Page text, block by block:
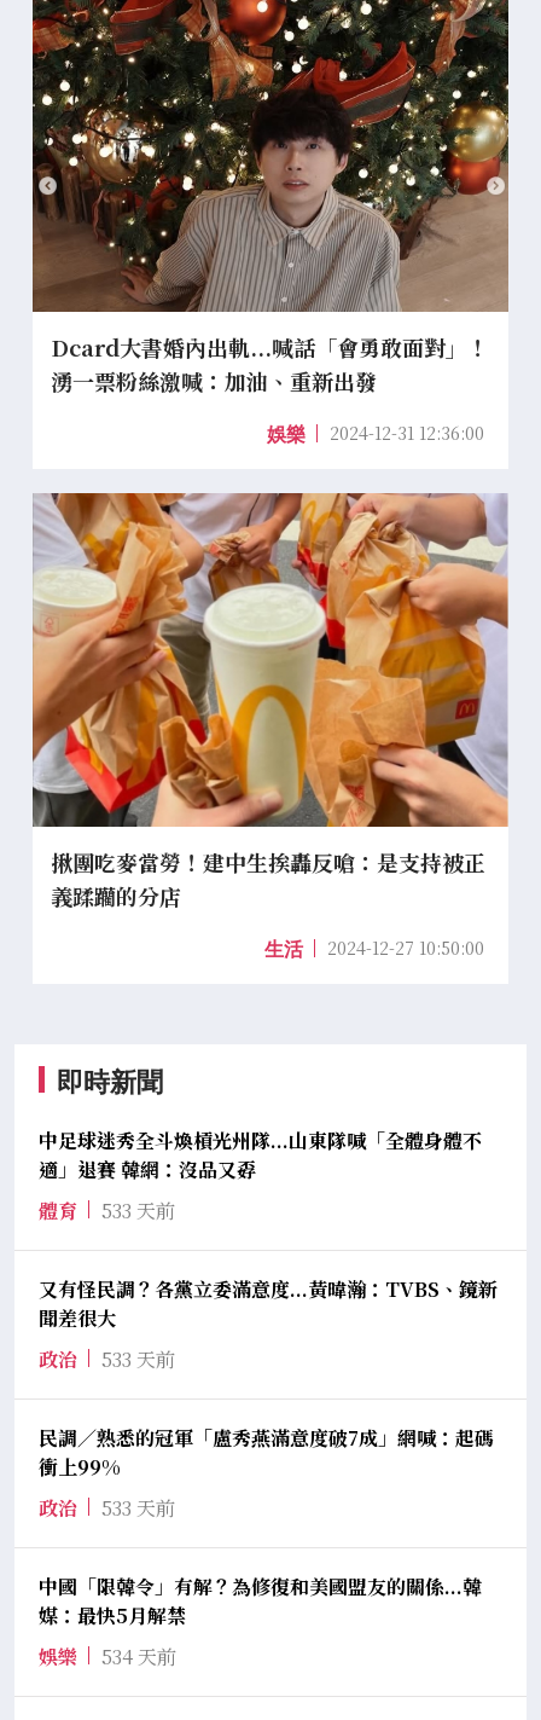
Dcard大書婚內出軌...喊話「會勇敢面對」！
湧一票粉絲激喊：加油、重新出發
娛樂 2024-12-31 12:36:00
揪團吃麥當勞！建中生挨轟反嗆：是支持被正
義蹂躪的分店
生活 2024-12-27 10:50:00
即時新聞
中足球迷秀全斗煥槓光州隊...山東隊喊「全體身體不
適」退賽 韓網：沒品又孬
體育
533 天前
又有怪民調？各黨立委滿意度...黃暐瀚：TVBS、鏡新
聞差很大
政治
533 天前
民調／熟悉的冠軍「盧秀燕滿意度破7成」網喊：起碼
衝上99%
政治
533 天前
中國「限韓令」有解？為修復和美國盟友的關係...韓
媒：最快5月解禁
娛樂
534 天前